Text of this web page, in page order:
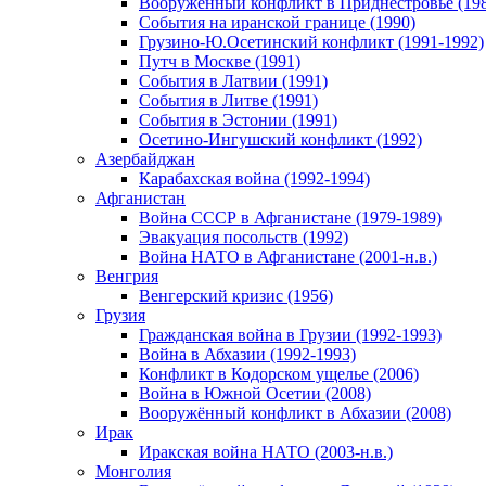
События на иранской границе (1990)
Грузино-Ю.Осетинский конфликт (1991-1992)
Путч в Москве (1991)
События в Латвии (1991)
События в Литве (1991)
События в Эстонии (1991)
Осетино-Ингушский конфликт (1992)
Азербайджан
Карабахская война (1992-1994)
Афганистан
Война СССР в Афганистане (1979-1989)
Эвакуация посольств (1992)
Война НАТО в Афганистане (2001-н.в.)
Венгрия
Венгерский кризис (1956)
Грузия
Гражданская война в Грузии (1992-1993)
Война в Абхазии (1992-1993)
Конфликт в Кодорском ущелье (2006)
Война в Южной Осетии (2008)
Вооружённый конфликт в Абхазии (2008)
Ирак
Иракская война НАТО (2003-н.в.)
Монголия